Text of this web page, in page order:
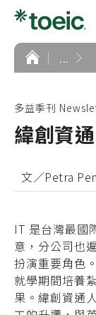
首
頁
...
多益季刊
緯創資
文／Petra
IT 是台灣最國
意，分公司也
扮演重要角色
就學期間培養
果。緯創資通